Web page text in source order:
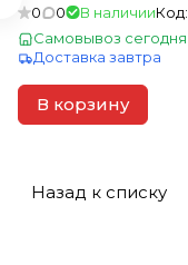
0 0 В наличииКод:
Самовывоз сегодня
Доставка завтра
В корзину
Назад к списку